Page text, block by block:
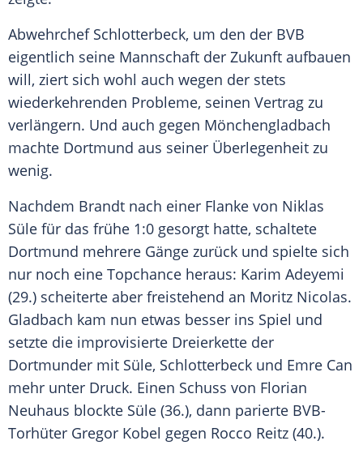
Abwehrchef Schlotterbeck, um den der BVB
eigentlich seine Mannschaft der Zukunft aufbauen
will, ziert sich wohl auch wegen der stets
wiederkehrenden Probleme, seinen Vertrag zu
verlängern. Und auch gegen Mönchengladbach
machte Dortmund aus seiner Überlegenheit zu
wenig.
Nachdem Brandt nach einer Flanke von Niklas
Süle für das frühe 1:0 gesorgt hatte, schaltete
Dortmund mehrere Gänge zurück und spielte sich
nur noch eine Topchance heraus: Karim Adeyemi
(29.) scheiterte aber freistehend an Moritz Nicolas.
Gladbach kam nun etwas besser ins Spiel und
setzte die improvisierte Dreierkette der
Dortmunder mit Süle, Schlotterbeck und Emre Can
mehr unter Druck. Einen Schuss von Florian
Neuhaus blockte Süle (36.), dann parierte BVB-
Torhüter Gregor Kobel gegen Rocco Reitz (40.).